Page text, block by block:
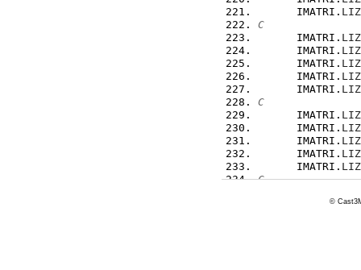
      IMATRI.
C
      IMATRI.
      IMATRI.
      IMATRI.
      IMATRI.
      IMATRI.
C
      IMATRI.
      IMATRI.
      IMATRI.
      IMATRI.
      IMATRI.
C
      IMATRI.
©